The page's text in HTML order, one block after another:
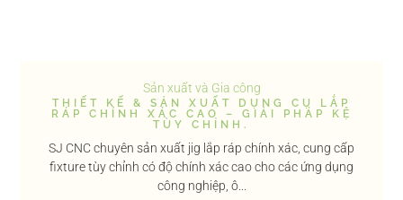
Sản xuất và Gia công
THIẾT KẾ & SẢN XUẤT DỤNG CỤ LẮP
RÁP CHÍNH XÁC CAO – GIẢI PHÁP KỆ
TÙY CHỈNH.
SJ CNC chuyên sản xuất jig lắp ráp chính xác, cung cấp
fixture tùy chỉnh có độ chính xác cao cho các ứng dụng
công nghiệp, ô...